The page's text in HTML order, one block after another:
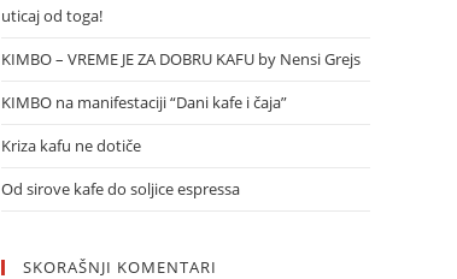
uticaj od toga!
KIMBO – VREME JE ZA DOBRU KAFU by Nensi Grejs
KIMBO na manifestaciji “Dani kafe i čaja”
Kriza kafu ne dotiče
Od sirove kafe do soljice espressa
SKORAŠNJI KOMENTARI